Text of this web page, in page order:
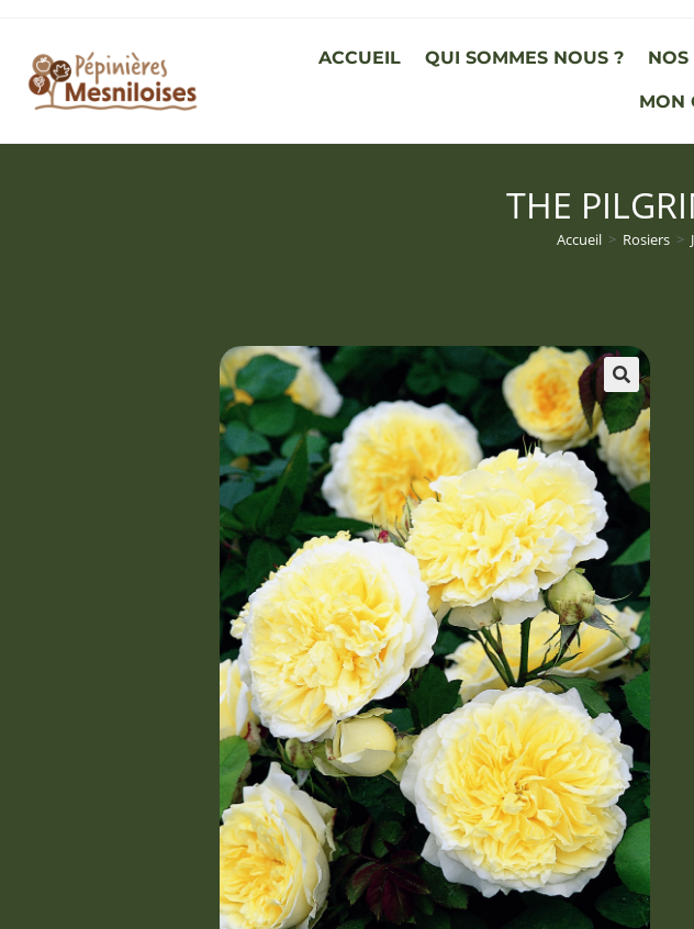
ACCUEIL QUI SOMMES NOUS ? NOS
MON
THE
Accueil > Rosiers >